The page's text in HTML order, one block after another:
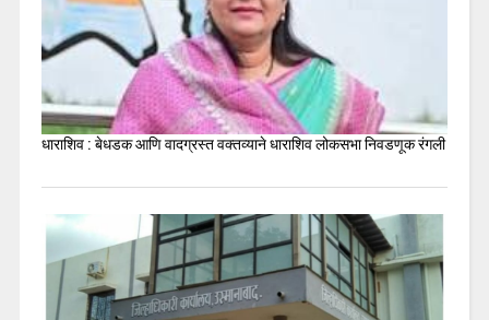
धाराशिव : बेधडक आणि वादग्रस्त वक्तव्याने धाराशिव लोकसभा निवडणूक रंगली